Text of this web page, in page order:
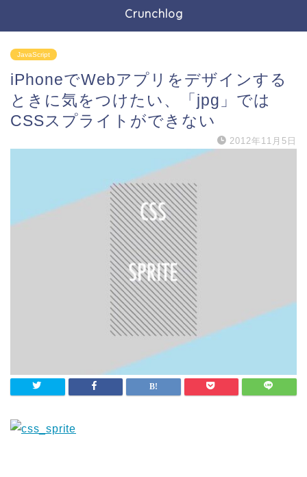
Crunchlog
JavaScript
iPhoneでWebアプリをデザインする
ときに気をつけたい、「jpg」では
CSSスプライトができない
2012年11月5日